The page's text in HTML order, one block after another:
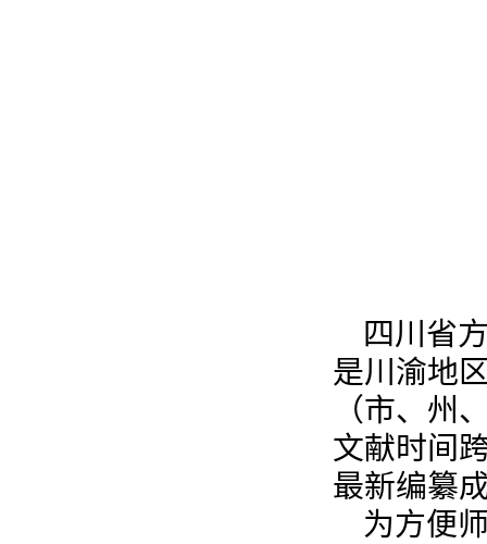
四川省
是川渝地
（市、州
文献时间
最新编纂
为方便